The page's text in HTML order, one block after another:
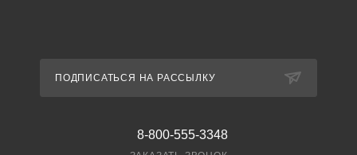
ПОДПИСАТЬСЯ НА РАССЫЛКУ
8-800-555-3348